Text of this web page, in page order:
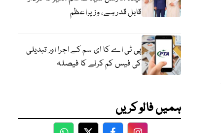
قابل قدر ہے، وزیراعظم
پی ٹی اے کا ای سم کے اجرا اور تبدیلی
کی فیس کم کرنے کا فیصلہ
ہمیں فالو کریں